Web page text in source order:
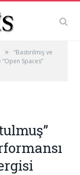
»
“Bastırılmış ve
Spaces”